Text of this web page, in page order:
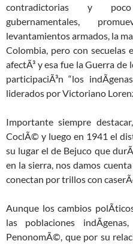
contradictorias y
gubernamentales,
levantamientos armados, la
Colombia, pero con secuelas
afectÃ³ y esa fue la Guerra
participaciÃ³n “los
liderados por Victoriano
Importante siempre
CoclÃ© y luego en 1941 el
su lugar el de Bejuco que
en la sierra, nos damos
conectan por trillos con
Aunque los cambios
las poblaciones
PenonomÃ©, que por su